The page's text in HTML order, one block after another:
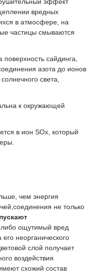
вредных
в атмосфере, на
частицы смываются
сайдинга,
азота до ионов
света,
к окружающей
в ион SOx, который
чем энергия
не только
либо ощутимый вред
неорганического
слой получает
воздействия
схожий состав